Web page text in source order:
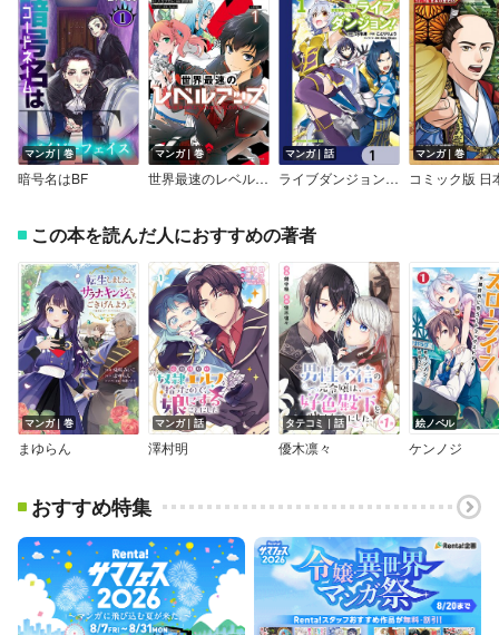
マンガ｜巻
暗号名はBF
マンガ｜巻
世界最速のレベルアップ
マンガ｜話
ライブダンジョン！【分冊版】
マンガ｜巻
この本を読んだ人におすすめの著者
マンガ｜巻
まゆらん
マンガ｜話
澤村明
タテコミ｜話
優木凛々
絵ノベル
ケンノジ
おすすめ特集